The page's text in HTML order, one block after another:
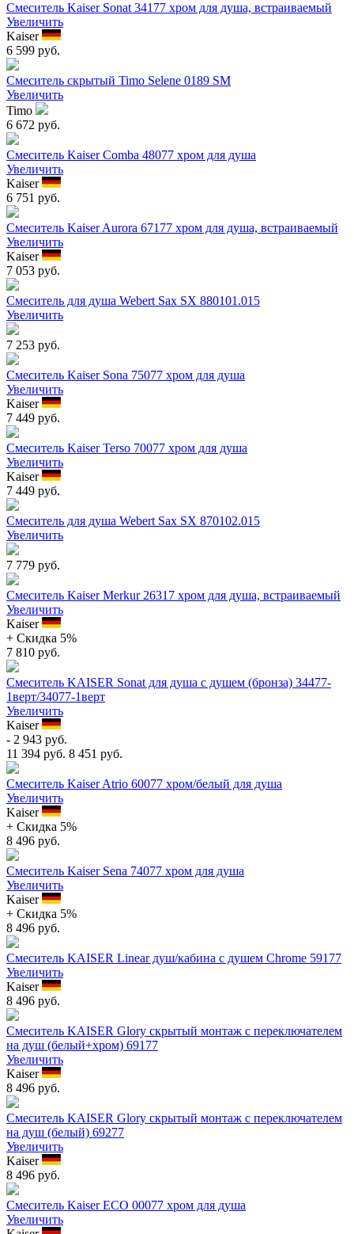
Смеситель Kaiser Sonat 34177 хром для душа, встраиваемый
Увеличить
Kaiser
6 599 руб.
Смеситель скрытый Timo Selene 0189 SM
Увеличить
Timo
6 672 руб.
Смеситель Kaiser Comba 48077 хром для душа
Увеличить
Kaiser
6 751 руб.
Смеситель Kaiser Aurora 67177 хром для душа, встраиваемый
Увеличить
Kaiser
7 053 руб.
Смеситель для душа Webert Sax SX 880101.015
Увеличить
7 253 руб.
Смеситель Kaiser Sona 75077 хром для душа
Увеличить
Kaiser
7 449 руб.
Смеситель Kaiser Terso 70077 хром для душа
Увеличить
Kaiser
7 449 руб.
Смеситель для душа Webert Sax SX 870102.015
Увеличить
7 779 руб.
Смеситель Kaiser Merkur 26317 хром для душа, встраиваемый
Увеличить
Kaiser
+ Cкидка 5%
7 810 руб.
Смеситель KAISER Sonat для душа c душем (бронза) 34477-
1верт/34077-1верт
Увеличить
Kaiser
- 2 943 руб.
11 394 руб. 8 451 руб.
Смеситель Kaiser Atrio 60077 хром/белый для душа
Увеличить
Kaiser
+ Cкидка 5%
8 496 руб.
Смеситель Kaiser Sena 74077 хром для душа
Увеличить
Kaiser
+ Cкидка 5%
8 496 руб.
Смеситель KAISER Linear душ/кабина с душем Chrome 59177
Увеличить
Kaiser
8 496 руб.
Смеситель KAISER Glory скрытый монтаж с переключателем
на душ (белый+хром) 69177
Увеличить
Kaiser
8 496 руб.
Смеситель KAISER Glory скрытый монтаж с переключателем
на душ (белый) 69277
Увеличить
Kaiser
8 496 руб.
Смеситель Kaiser ECO 00077 хром для душа
Увеличить